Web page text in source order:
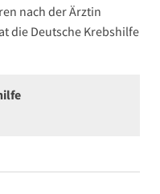
nach der Ärztin
die Deutsche Krebshilfe